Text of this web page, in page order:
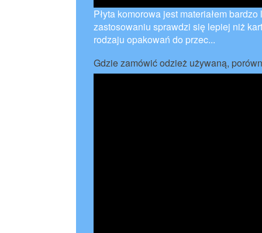
Płyta komorowa jest materiałem
zastosowaniu sprawdzi się lepiej niż
rodzaju opakowań do przec...
Gdzie zamówić odzież używaną,